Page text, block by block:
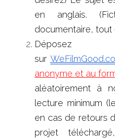
en anglais.
documentaire,
Déposez
sur
anonyme et au
aléatoirement à
lecture minimum
en cas de retours
projet